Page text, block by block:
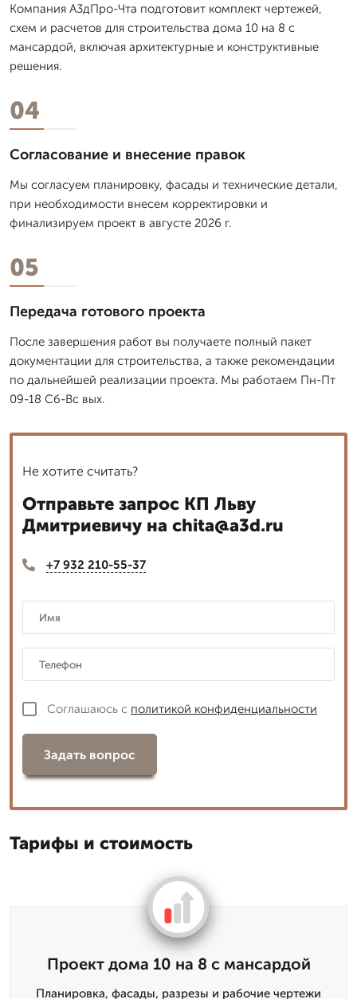
Компания А3дПро-Чта подготовит комплект чертежей,
схем и расчетов для строительства дома 10 на 8 с
мансардой, включая архитектурные и конструктивные
решения.
04
Согласование и внесение правок
Мы согласуем планировку, фасады и технические детали,
при необходимости внесем корректировки и
финализируем проект в августе 2026 г.
05
Передача готового проекта
После завершения работ вы получаете полный пакет
документации для строительства, а также рекомендации
по дальнейшей реализации проекта. Мы работаем Пн-Пт
09-18 Сб-Вс вых.
Не хотите считать?
Отправьте запрос КП Льву
Дмитриевичу на chita@a3d.ru
+7 932 210-55-37
Соглашаюсь с политикой конфиденциальности
Задать вопрос
Тарифы и стоимость
Проект дома 10 на 8 с мансардой
Планировка, фасады, разрезы и рабочие чертежи